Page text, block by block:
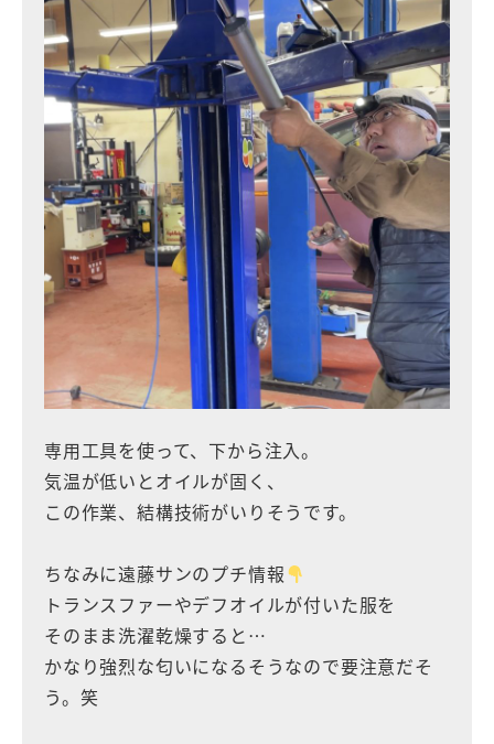
専用工具を使って、下から注入。
気温が低いとオイルが固く、
この作業、結構技術がいりそうです。
ちなみに遠藤サンのプチ情報
トランスファーやデフオイルが付いた服を
そのまま洗濯乾燥すると…
かなり強烈な匂いになるそうなので要注意だそ
う。笑